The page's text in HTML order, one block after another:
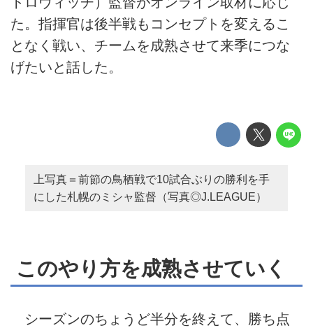
た。指揮官は後半戦もコンセプトを変えるこ
となく戦い、チームを成熟させて来季につな
げたいと話した。
上写真＝前節の鳥栖戦で10試合ぶりの勝利を手
にした札幌のミシャ監督（写真◎J.LEAGUE）
このやり方を成熟させていく
シーズンのちょうど半分を終えて、勝ち点